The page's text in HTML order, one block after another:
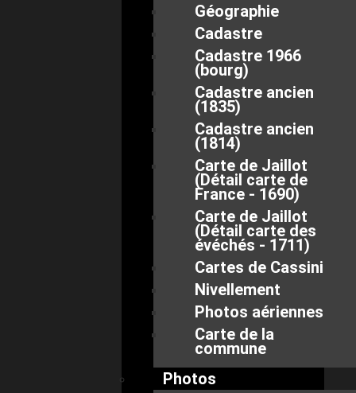
Géographie
Cadastre
Cadastre 1966
(bourg)
Cadastre ancien
(1835)
Cadastre ancien
(1814)
Carte de Jaillot
(Détail carte de
France - 1690)
Carte de Jaillot
(Détail carte des
évéchés - 1711)
Cartes de Cassini
Nivellement
Photos aériennes
Carte de la
commune
Photos